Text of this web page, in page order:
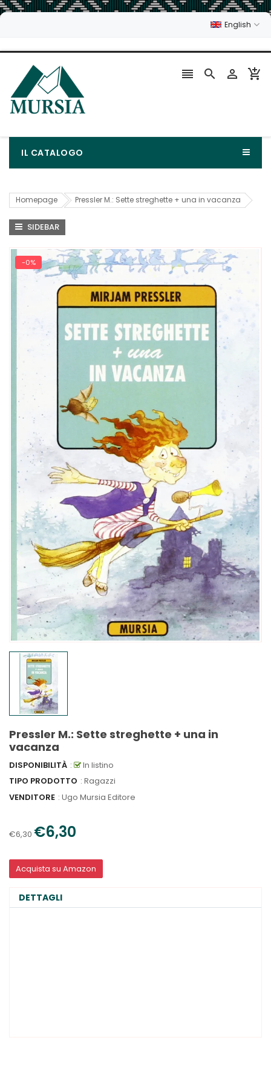
English
   
IL CATALOGO
Homepage Pressler M.: Sette streghette + una in vacanza
SIDEBAR
-0%
Pressler M.: Sette streghette + una in
vacanza
DISPONIBILITÀ :
In listino
TIPO PRODOTTO : Ragazzi
VENDITORE : Ugo Mursia Editore
€6,30 €6,30
Acquista su Amazon
DETTAGLI